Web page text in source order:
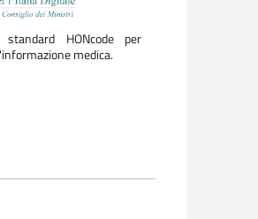
HONcode per
medica.